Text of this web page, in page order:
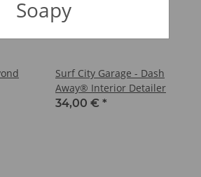
Surf City Garage - Dash
Away® Interior Detailer
34,00 € *
Soapy